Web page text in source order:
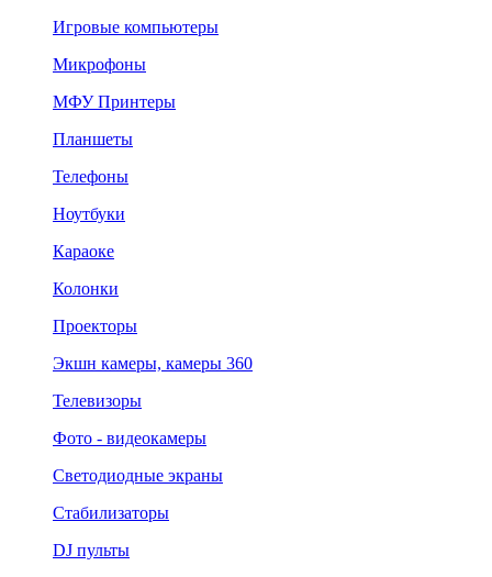
Игровые компьютеры
Микрофоны
МФУ Принтеры
Планшеты
Телефоны
Ноутбуки
Караоке
Колонки
Проекторы
Экшн камеры, камеры 360
Телевизоры
Фото - видеокамеры
Светодиодные экраны
Стабилизаторы
DJ пульты